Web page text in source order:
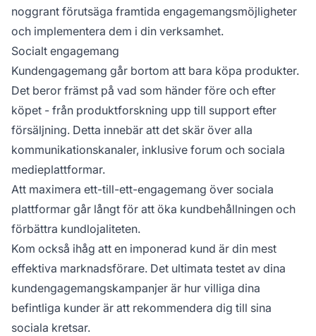
noggrant förutsäga framtida engagemangsmöjligheter
och implementera dem i din verksamhet.
Socialt engagemang
Kundengagemang går bortom att bara köpa produkter.
Det beror främst på vad som händer före och efter
köpet - från produktforskning upp till support efter
försäljning. Detta innebär att det skär över alla
kommunikationskanaler, inklusive forum och sociala
medieplattformar.
Att maximera ett-till-ett-engagemang över sociala
plattformar går långt för att öka kundbehållningen och
förbättra kundlojaliteten.
Kom också ihåg att en imponerad kund är din mest
effektiva marknadsförare. Det ultimata testet av dina
kundengagemangskampanjer är hur villiga dina
befintliga kunder är att rekommendera dig till sina
sociala kretsar.